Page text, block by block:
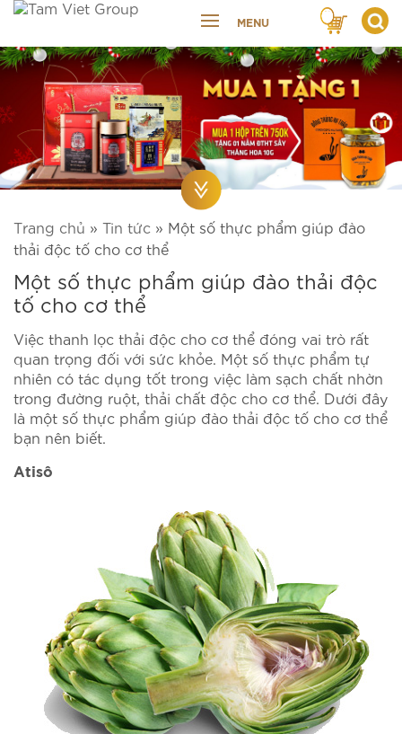
MENU
Trang chủ » Tin tức » Một số thực phẩm giúp đào
thải độc tố cho cơ thể
Một số thực phẩm giúp đào thải độc
tố cho cơ thể
Việc thanh lọc thải độc cho cơ thể đóng vai trò rất
quan trọng đối với sức khỏe. Một số thực phẩm tự
nhiên có tác dụng tốt trong việc làm sạch chất nhờn
trong đường ruột, thải chất độc cho cơ thể. Dưới đây
là một số thực phẩm giúp đào thải độc tố cho cơ thể
bạn nên biết.
Atisô